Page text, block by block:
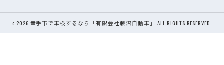
c 2026 幸手市で車検するなら「有限会社藤沼自動車」 ALL RIGHTS RESERVED.